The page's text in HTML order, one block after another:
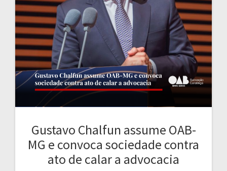
Gustavo Chalfun assume OAB-
MG e convoca sociedade contra
ato de calar a advocacia